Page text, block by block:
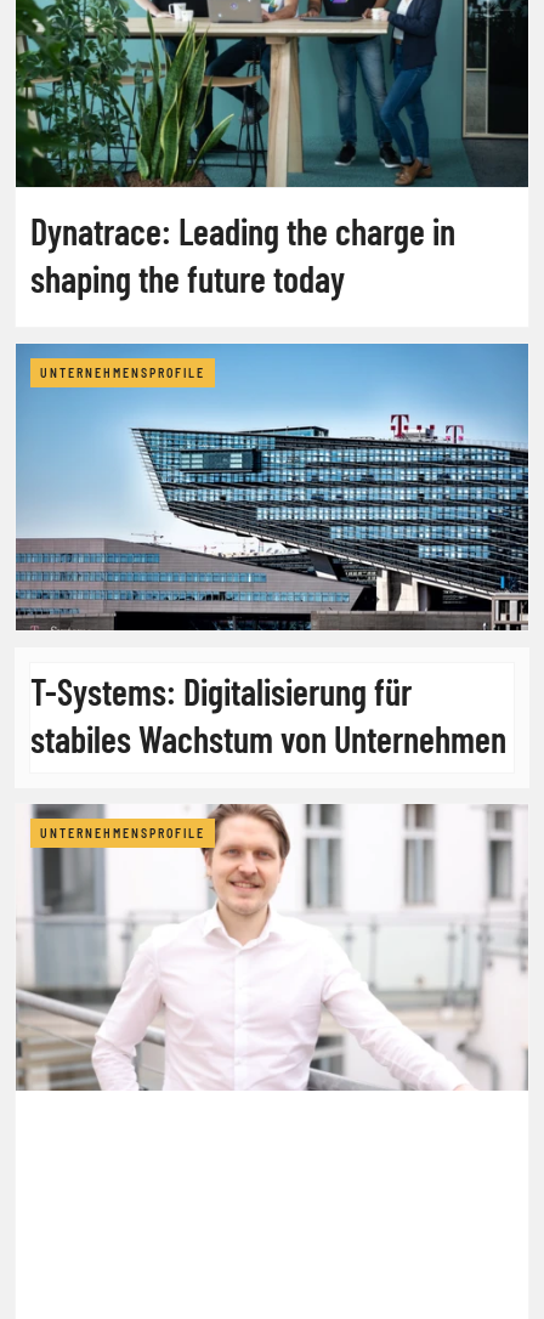
Dynatrace: Leading the charge in
shaping the future today
UNTERNEHMENSPROFILE
T-Systems: Digitalisierung für
stabiles Wachstum von Unternehmen
UNTERNEHMENSPROFILE